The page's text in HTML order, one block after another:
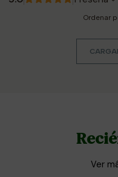
Ordenar
Ver